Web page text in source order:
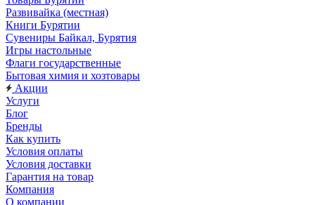
Развивайка (местная)
Книги Бурятии
Сувениры Байкал, Бурятия
Игры настольные
Флаги государственные
Бытовая химия и хозтовары
Акции
Услуги
Блог
Бренды
Как купить
Условия оплаты
Условия доставки
Гарантия на товар
Компания
О компании